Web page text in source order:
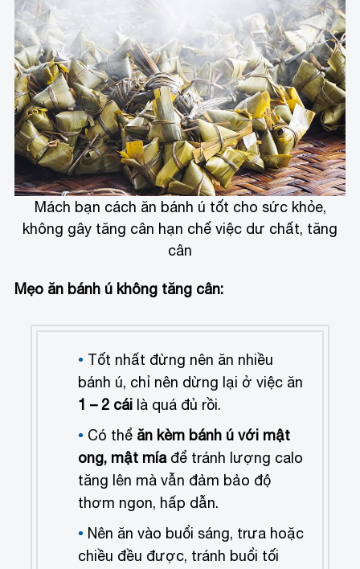
Mách bạn cách ăn bánh ú tốt cho sức khỏe,
không gây tăng cân hạn chế việc dư chất, tăng
cân
Mẹo ăn bánh ú không tăng cân:
Tốt nhất đừng nên ăn nhiều
bánh ú, chỉ nên dừng lại ở việc ăn
1 – 2 cái là quá đủ rồi.
Có thể ăn kèm bánh ú với mật
ong, mật míađể tránh lượng calo
tăng lên mà vẫn đảm bảo độ
thơm ngon, hấp dẫn.
Nên ăn vào buổi sáng, trưa hoặc
chiều đều được, tránh buổi tối